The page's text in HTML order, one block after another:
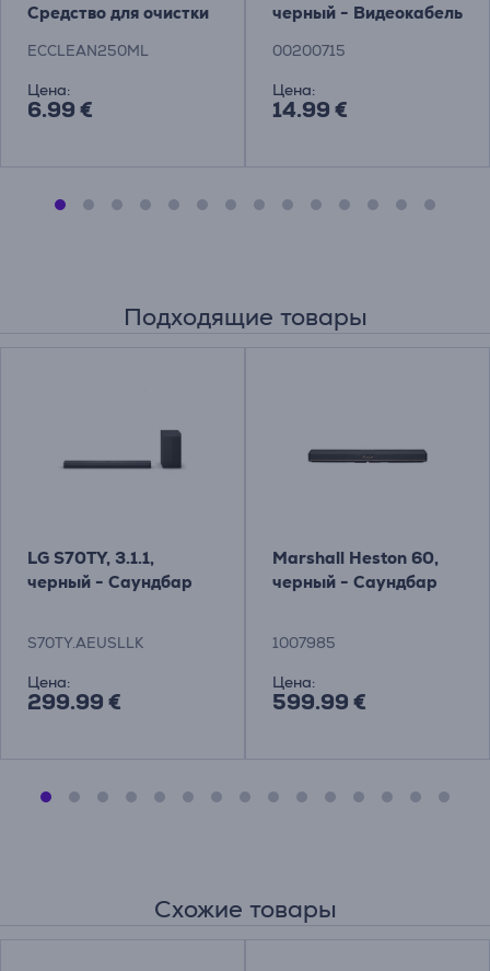
Средство для очистки
ECCLEAN250ML
Цена:
6.99 €
черный - Видеокабель
00200715
Цена:
14.99 €
Подходящие товары
LG S70TY, 3.1.1,
черный - Саундбар
S70TY.AEUSLLK
Цена:
299.99 €
Marshall Heston 60,
черный - Саундбар
1007985
Цена:
599.99 €
Схожие товары